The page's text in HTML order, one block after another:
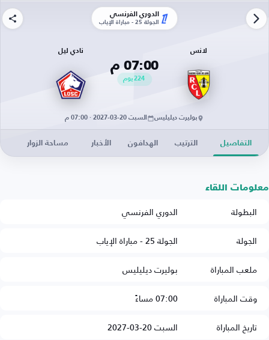
الدوري الفرنسي
الجولة 25 - مباراة الإياب
لانس
07:00 م
224يوم
نادي ليل
بوليرت ديليليس السبت 20-03-2027 · 07:00 م
التفاصيل الترتيب الهدافون الأخبار مساحة الزوار
معلومات اللقاء
البطولة
الدوري الفرنسي
الجولة
الجولة 25 - مباراة الإياب
ملعب المباراة
بوليرت ديليليس
وقت المباراة
07:00 مساءً
تاريخ المباراة
السبت 20-03-2027